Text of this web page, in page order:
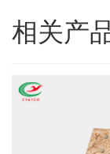
相关产